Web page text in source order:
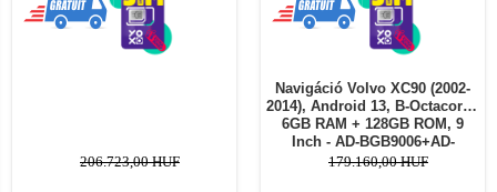
206.723,00 HUF
Navigáció Volvo XC90 (2002-
2014), Android 13, B-Octacore /
6GB RAM + 128GB ROM, 9
Inch - AD-BGB9006+AD-
BGRKIT404
179.160,00 HUF